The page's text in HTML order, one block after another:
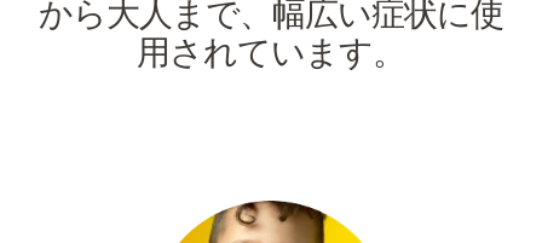
から大人まで、幅広い症状に使
用されています。